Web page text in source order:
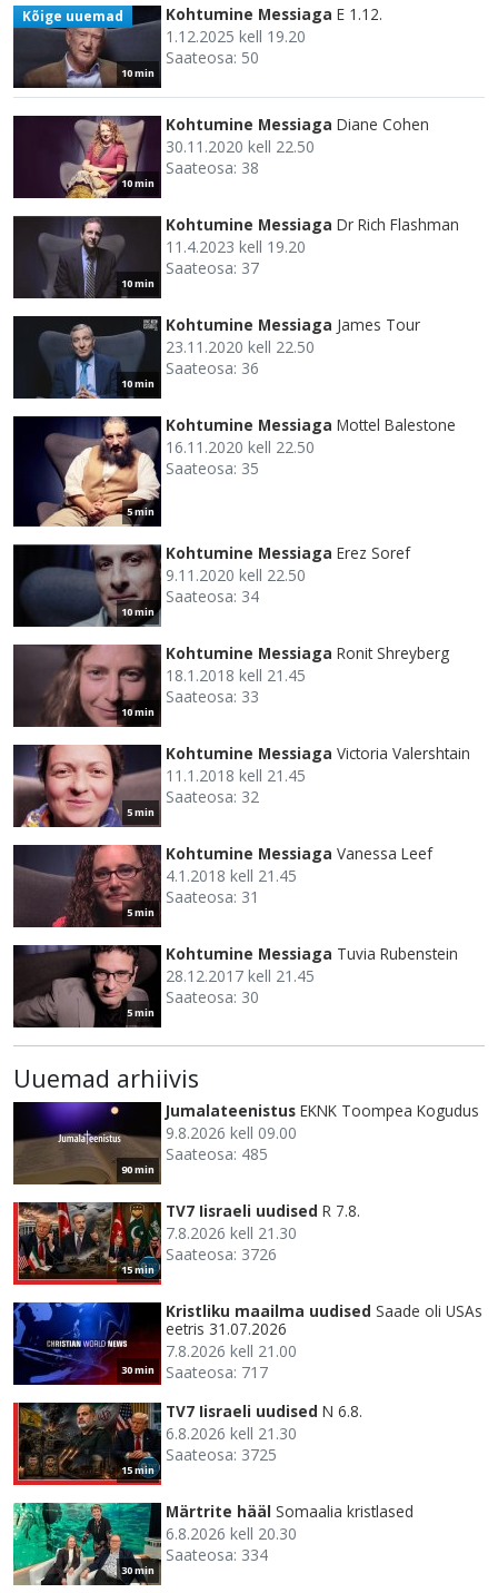
10 min
Kõige uuemad Kohtumine Messiaga E 1.12.
1.12.2025 kell 19.20
Saateosa: 50
10 min
Kohtumine Messiaga Diane Cohen
30.11.2020 kell 22.50
Saateosa: 38
10 min
Kohtumine Messiaga Dr Rich Flashman
11.4.2023 kell 19.20
Saateosa: 37
10 min
Kohtumine Messiaga James Tour
23.11.2020 kell 22.50
Saateosa: 36
5 min
Kohtumine Messiaga Mottel Balestone
16.11.2020 kell 22.50
Saateosa: 35
10 min
Kohtumine Messiaga Erez Soref
9.11.2020 kell 22.50
Saateosa: 34
10 min
Kohtumine Messiaga Ronit Shreyberg
18.1.2018 kell 21.45
Saateosa: 33
5 min
Kohtumine Messiaga Victoria Valershtain
11.1.2018 kell 21.45
Saateosa: 32
5 min
Kohtumine Messiaga Vanessa Leef
4.1.2018 kell 21.45
Saateosa: 31
5 min
Kohtumine Messiaga Tuvia Rubenstein
28.12.2017 kell 21.45
Saateosa: 30
Uuemad arhiivis
90 min
Jumalateenistus EKNK Toompea Kogudus
9.8.2026 kell 09.00
Saateosa: 485
15 min
TV7 Iisraeli uudised R 7.8.
7.8.2026 kell 21.30
Saateosa: 3726
30 min
Kristliku maailma uudised Saade oli USAs
eetris 31.07.2026
7.8.2026 kell 21.00
Saateosa: 717
15 min
TV7 Iisraeli uudised N 6.8.
6.8.2026 kell 21.30
Saateosa: 3725
30 min
Märtrite hääl Somaalia kristlased
6.8.2026 kell 20.30
Saateosa: 334